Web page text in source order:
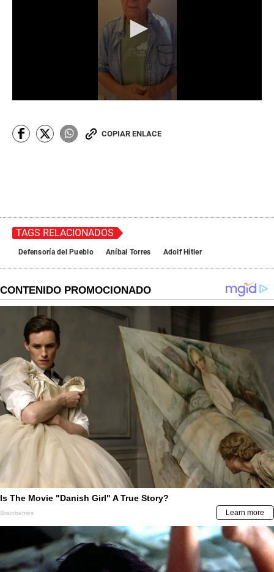
e
c
o
e
c
d
COPIAR ENLACE
TAGS RELACIONADOS
Defensoría del Pueblo Aníbal Torres Adolf Hitler